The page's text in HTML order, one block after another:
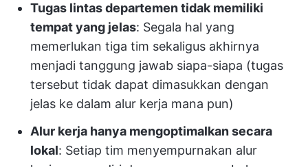
Tugas lintas departemen tidak memiliki
tempat yang jelas: Segala hal yang
memerlukan tiga tim sekaligus akhirnya
menjadi tanggung jawab siapa-siapa (tugas
tersebut tidak dapat dimasukkan dengan
jelas ke dalam alur kerja mana pun)
Alur kerja hanya mengoptimalkan secara
lokal: Setiap tim menyempurnakan alur